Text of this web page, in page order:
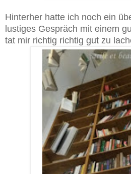
Hinterher hatte ich noch ein
lustiges Gespräch mit einem
tat mir richtig richtig gut zu